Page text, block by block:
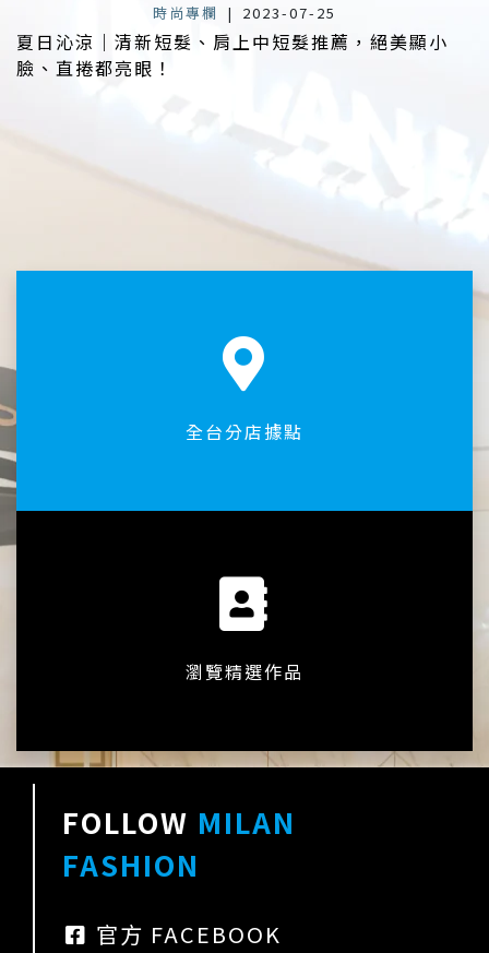
時尚專欄 | 2023-07-25
夏日沁涼｜清新短髮、肩上中短髮推薦，絕美顯小
臉、直捲都亮眼！
全台分店據點
瀏覽精選作品
FOLLOW MILAN
FASHION
官方 FACEBOOK